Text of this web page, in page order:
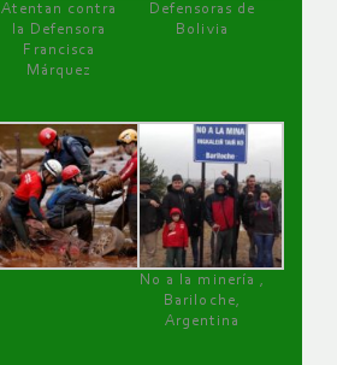
Atentan contra
la Defensora
Francisca
Márquez
Defensoras de
Bolivia
No a la minería ,
Bariloche,
Argentina